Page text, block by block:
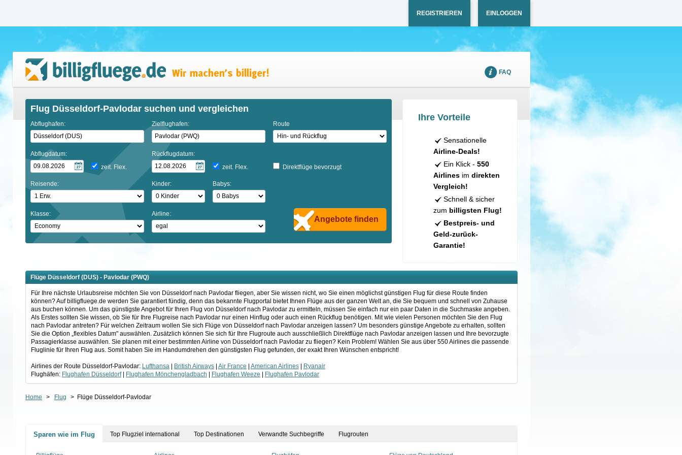
REGISTRIEREN EINLOGGEN
FAQ
Flug Düsseldorf-Pavlodar suchen und vergleichen
Abflughafen: Zielflughafen: Route
Abflugdatum:
zeit. Flex.
Rückflugdatum:
zeit. Flex.
Direktflüge bevorzugt
Reisende: Kinder: Babys:
Klasse: Airline:
Angebote finden
Ihre Vorteile
Sensationelle
Airline-Deals!
Ein Klick - 550
Airlinesim direkten
Vergleich!
Schnell & sicher
zum billigsten Flug!
Bestpreis- und
Geld-zurück-
Garantie!
Flüge Düsseldorf (DUS) - Pavlodar (PWQ)
Für Ihre nächste Urlaubsreise möchten Sie von Düsseldorf nach Pavlodar fliegen, aber Sie wissen nicht, wo Sie einen möglichst günstigen Flug für diese Route finden
können? Auf billigfluege.de werden Sie garantiert fündig, denn das bekannte Flugportal bietet Ihnen Flüge aus der ganzen Welt an, die Sie bequem und schnell von Zuhause
aus buchen können. Um das günstigste Angebot für Ihren Flug von Düsseldorf nach Pavlodar zu ermitteln, müssen Sie einfach nur ein paar Daten in die Suchmaske angeben.
Als Erstes sollten Sie wissen, ob Sie für Ihre Flugreise nach Pavlodar nur einen Hinflug oder auch einen Rückflug benötigen. Mit wie vielen Personen möchten Sie den Flug
nach Pavlodar antreten? Für welchen Zeitraum wollen Sie sich Flüge von Düsseldorf nach Pavlodar anzeigen lassen? Um besonders günstige Angebote zu erhalten, sollten
Sie die Option „flexibles Datum" auswählen. Zusätzlich können Sie sich für Ihre Flugroute auch ausschließlich Direktflüge nach Pavlodar anzeigen lassen und Ihre bevorzugte
Passagierklasse auswählen. Sie planen mit einer bestimmten Airline von Düsseldorf nach Pavlodar zu fliegen? Kein Problem! Wählen Sie aus über 550 Airlines die passende
Fluglinie für Ihren Flug aus. Somit haben Sie im Handumdrehen den günstigsten Flug gefunden, der exakt Ihren Wünschen entspricht!
Airlines der Route Düsseldorf-Pavlodar: Lufthansa| British Airways| Air France American Airlines|
Ryanair
Flughäfen: Flughafen Düsseldorf| Flughafen Mönchengladbach Flughafen Weeze Flughafen Pavlodar
Home > Flug > Flüge Düsseldorf-Pavlodar
Sparen wie im Flug Top Flugziel international Top Destinationen Verwandte Suchbegriffe Flugrouten